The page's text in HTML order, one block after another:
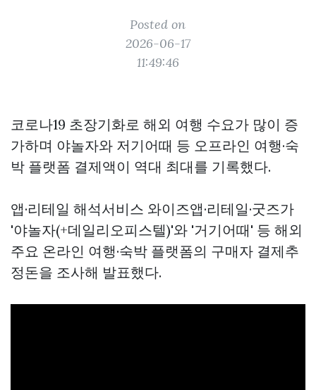
Posted on
2026-06-17
11:49:46
코로나19 초장기화로 해외 여행 수요가 많이 증
가하며 야놀자와 저기어때 등 오프라인 여행·숙
박 플랫폼 결제액이 역대 최대를 기록했다.
앱·리테일 해석서비스 와이즈앱·리테일·굿즈가
'야놀자(+데일리오피스텔)'와 '거기어때' 등 해외
주요 온라인 여행·숙박 플랫폼의 구매자 결제추
정돈을 조사해 발표했다.